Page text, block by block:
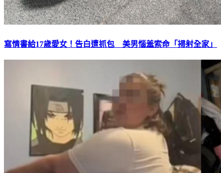
寫情書給17歲愛女！告白遭抓包 美男惱羞索命「掃射全家」